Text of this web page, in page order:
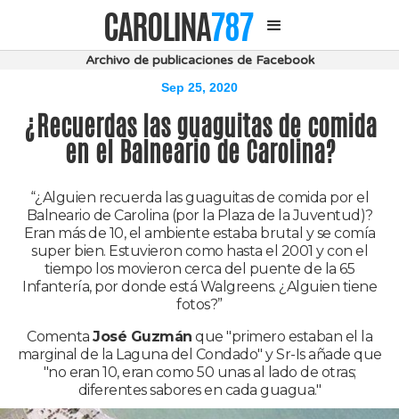
CAROLINA787
Archivo de publicaciones de Facebook
Sep 25, 2020
¿Recuerdas las guaguitas de comida
en el Balneario de Carolina?
“¿Alguien recuerda las guaguitas de comida por el
Balneario de Carolina (por la Plaza de la Juventud)?
Eran más de 10, el ambiente estaba brutal y se comía
super bien. Estuvieron como hasta el 2001 y con el
tiempo los movieron cerca del puente de la 65
Infantería, por donde está Walgreens. ¿Alguien tiene
fotos?”
Comenta José Guzmán que "primero estaban el la
marginal de la Laguna del Condado" y Sr-Is añade que
"no eran 10, eran como 50 unas al lado de otras;
diferentes sabores en cada guagua."